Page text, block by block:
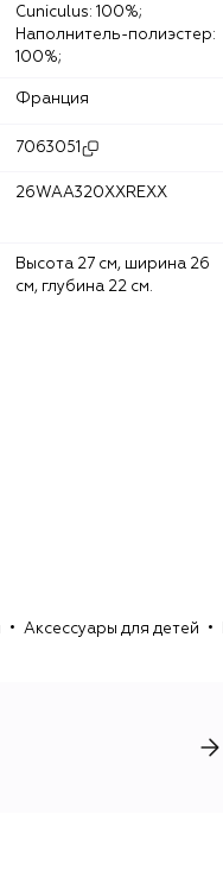
Cuniculus: 100%;
Наполнитель-полиэстер:
100%;
Франция
7063051
26WAA320XXREXX
Высота 27 см, ширина 26
см, глубина 22 см.
Аксессуары для детей